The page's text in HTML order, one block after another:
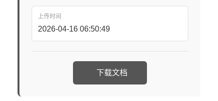
上传时间
2026-04-16 06:50:49
下载文档